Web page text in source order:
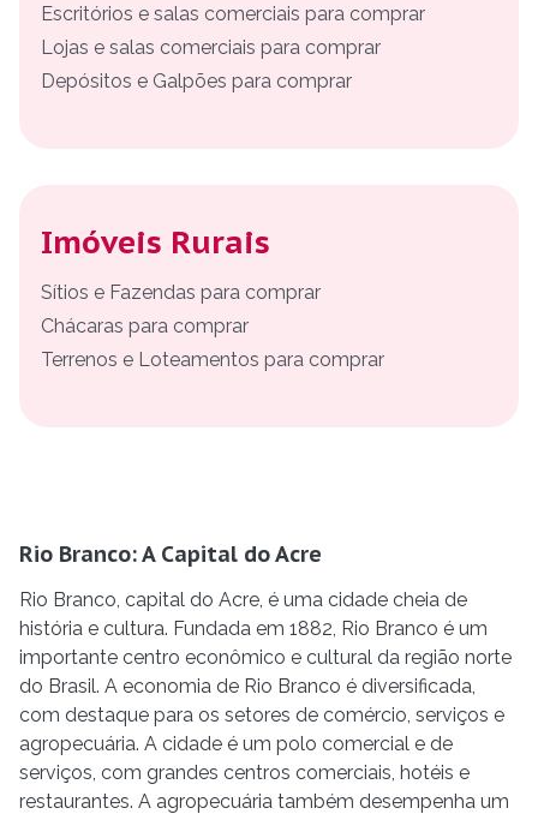
Escritórios e salas comerciais para comprar
Lojas e salas comerciais para comprar
Depósitos e Galpões para comprar
Imóveis Rurais
Sítios e Fazendas para comprar
Chácaras para comprar
Terrenos e Loteamentos para comprar
Rio Branco: A Capital do Acre
Rio Branco, capital do Acre, é uma cidade cheia de
história e cultura. Fundada em 1882, Rio Branco é um
importante centro econômico e cultural da região norte
do Brasil. A economia de Rio Branco é diversificada,
com destaque para os setores de comércio, serviços e
agropecuária. A cidade é um polo comercial e de
serviços, com grandes centros comerciais, hotéis e
restaurantes. A agropecuária também desempenha um